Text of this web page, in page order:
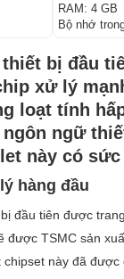
RAM: 4 GB
Bộ nhớ
thiết bị đầu
xử lý
loạt tính
ngữ
này có
hàng đầu
đầu tiên được
được TSMC sản
này đã được